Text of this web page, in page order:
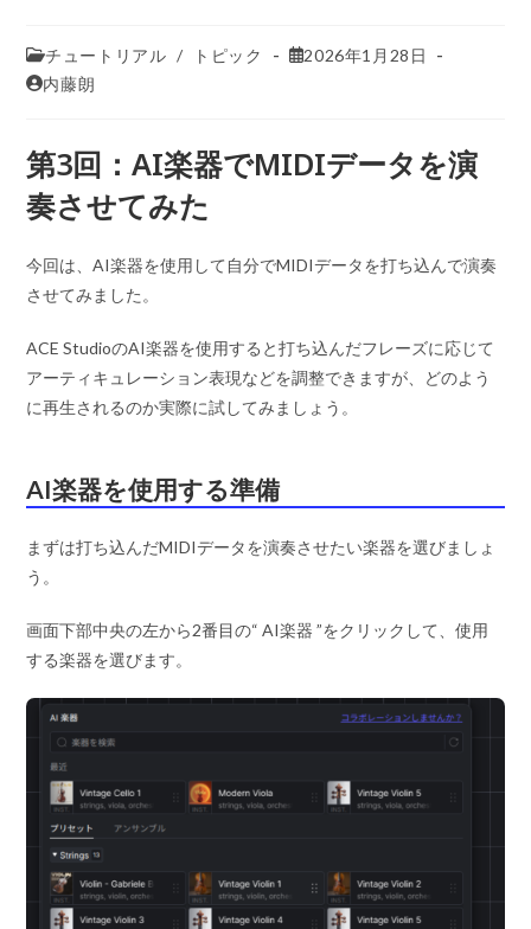
チュートリアル / トピック
2026年1月28日
内藤朗
第3回：AI楽器でMIDIデータを演
奏させてみた
今回は、AI楽器を使用して自分でMIDIデータを打ち込んで演奏
させてみました。
ACE StudioのAI楽器を使用すると打ち込んだフレーズに応じて
アーティキュレーション表現などを調整できますが、どのよう
に再生されるのか実際に試してみましょう。
AI楽器を使用する準備
まずは打ち込んだMIDIデータを演奏させたい楽器を選びましょ
う。
画面下部中央の左から2番目の“ AI楽器 ”をクリックして、使用
する楽器を選びます。